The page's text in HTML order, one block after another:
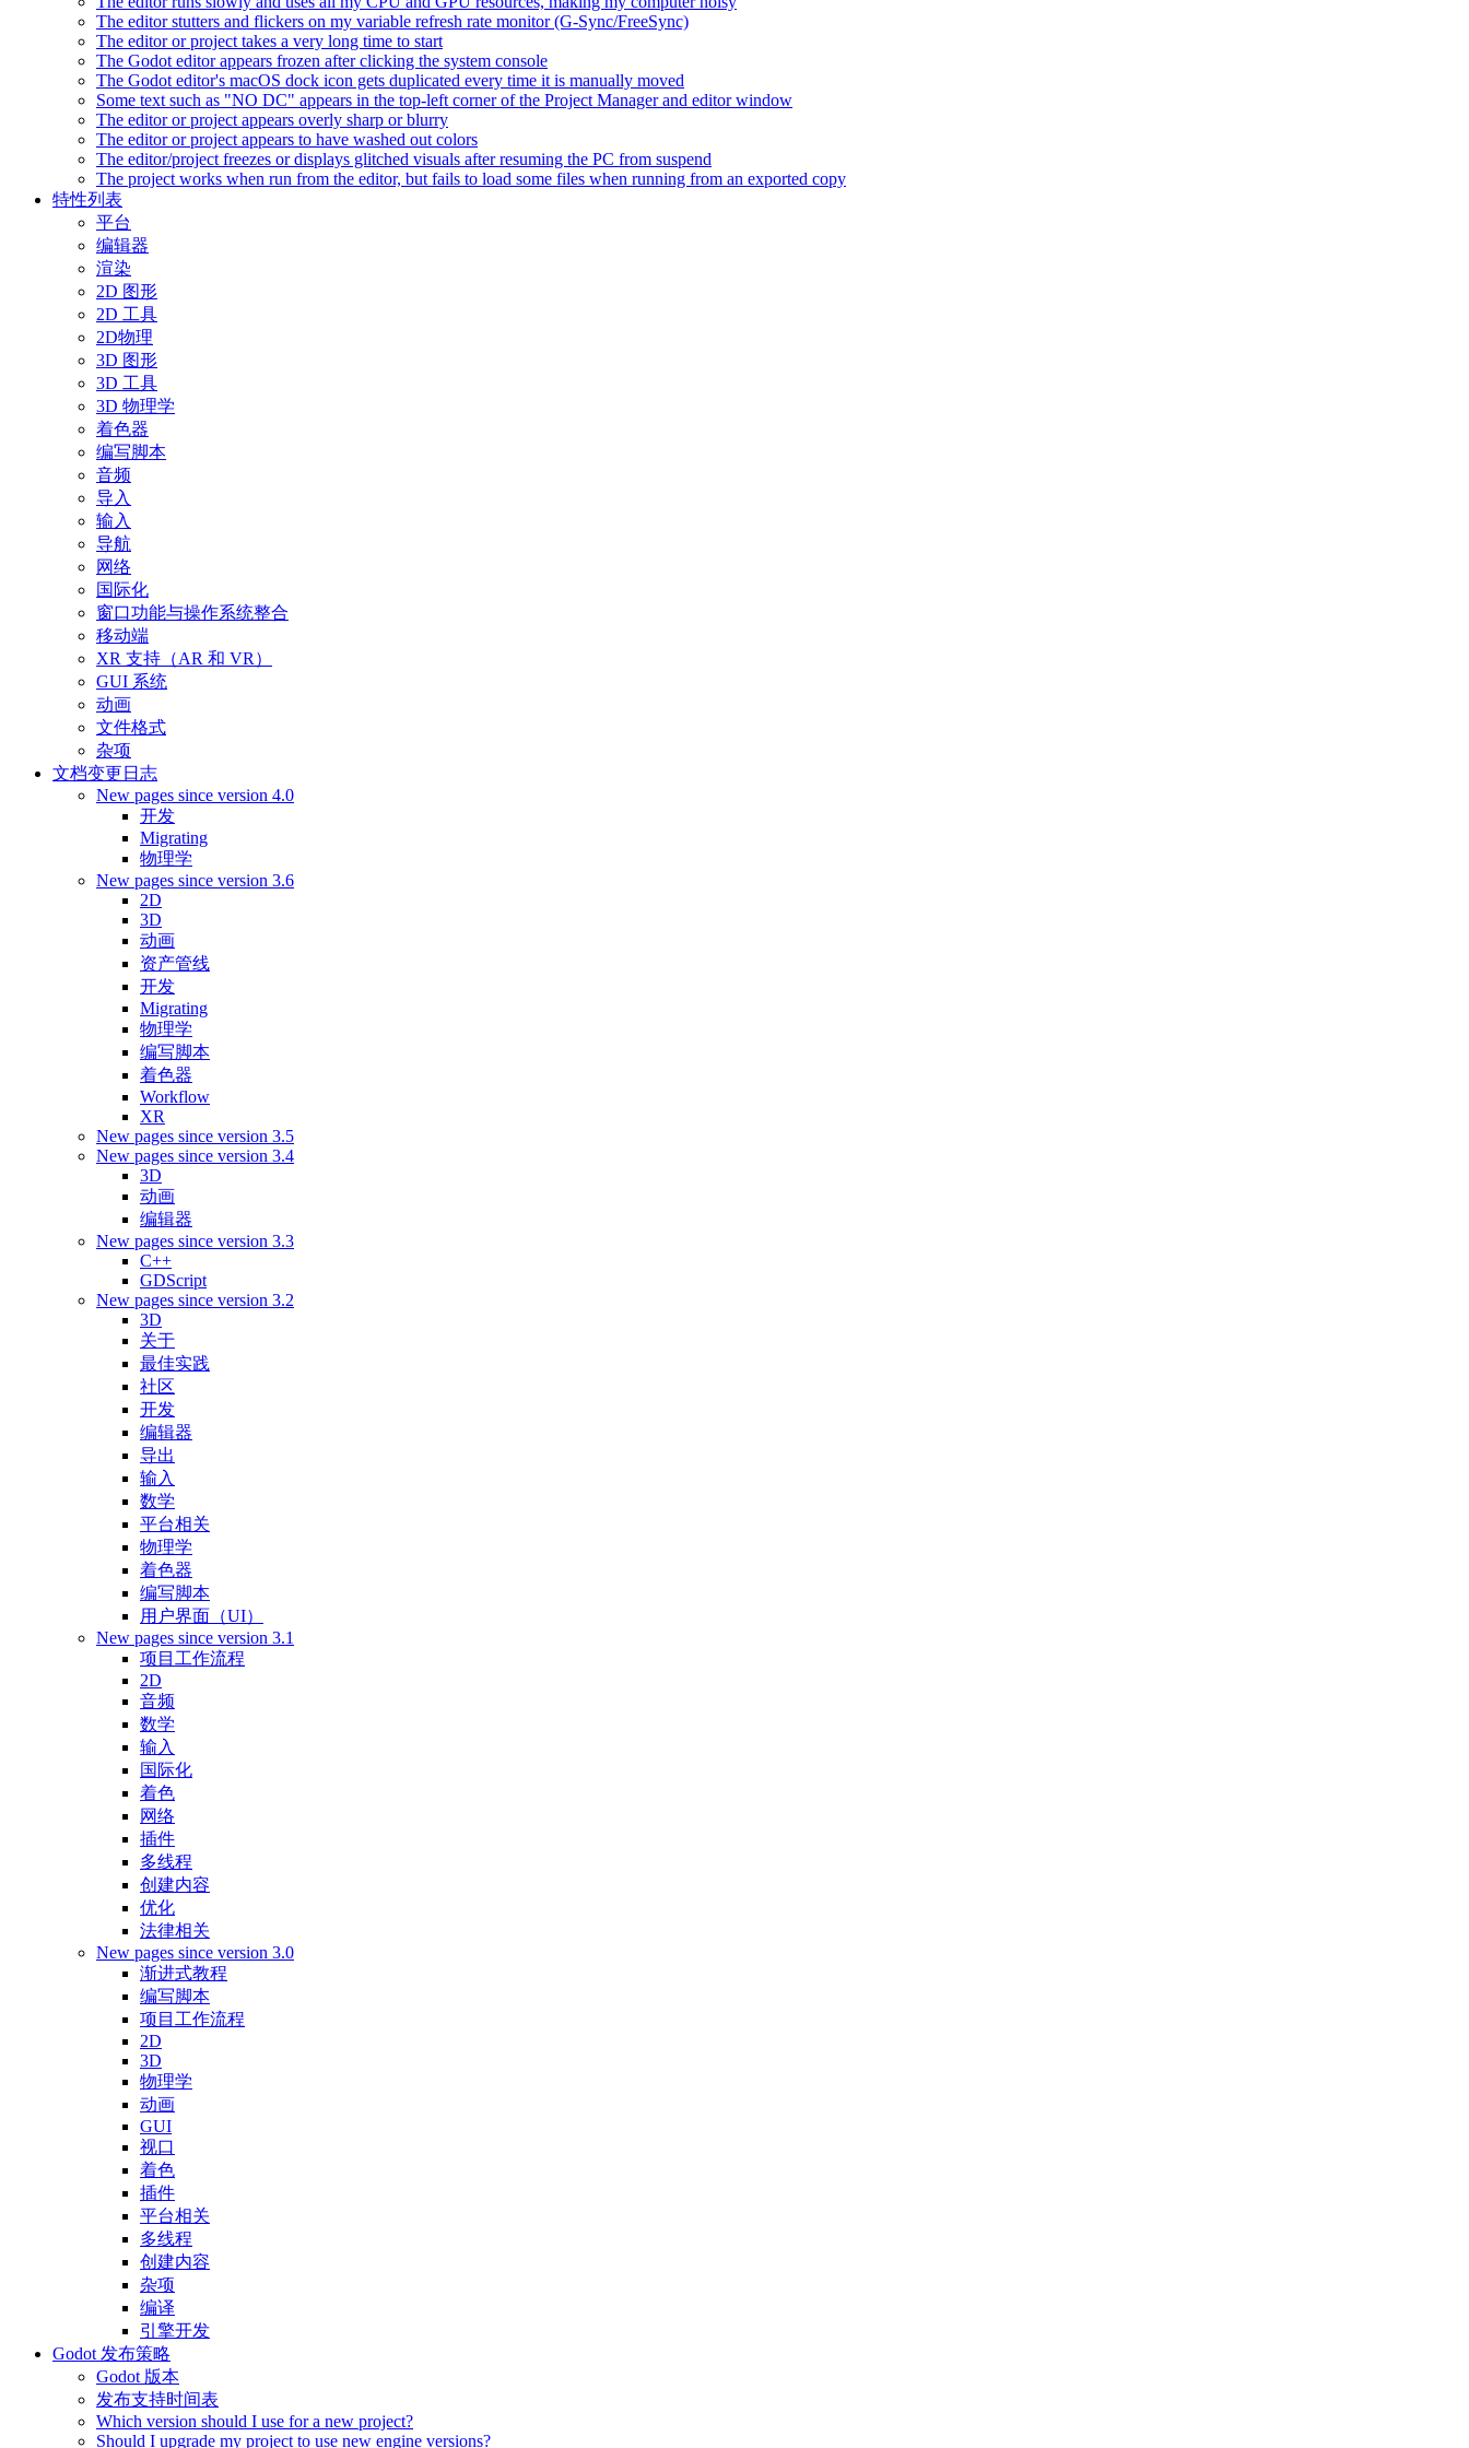
The editor stutters and flickers on my variable refresh rate monitor (G-Sync/FreeSync)
The editor or project takes a very long time to start
The Godot editor appears frozen after clicking the system console
The Godot editor's macOS dock icon gets duplicated every time it is manually moved
Some text such as "NO DC" appears in the top-left corner of the Project Manager and editor window
The editor or project appears overly sharp or blurry
The editor or project appears to have washed out colors
The editor/project freezes or displays glitched visuals after resuming the PC from suspend
The project works when run from the editor, but fails to load some files when running from an exported copy
特性列表
平台
编辑器
渲染
2D 图形
2D 工具
2D物理
3D 图形
3D 工具
3D 物理学
着色器
编写脚本
音频
导入
输入
导航
网络
国际化
窗口功能与操作系统整合
移动端
XR 支持（AR 和 VR）
GUI 系统
动画
文件格式
杂项
文档变更日志
New pages since version 4.0
开发
Migrating
物理学
New pages since version 3.6
2D
3D
动画
资产管线
开发
Migrating
物理学
编写脚本
着色器
Workflow
XR
New pages since version 3.5
New pages since version 3.4
3D
动画
编辑器
New pages since version 3.3
C++
GDScript
New pages since version 3.2
3D
关于
最佳实践
社区
开发
编辑器
导出
输入
数学
平台相关
物理学
着色器
编写脚本
用户界面（UI）
New pages since version 3.1
项目工作流程
2D
音频
数学
输入
国际化
着色
网络
插件
多线程
创建内容
优化
法律相关
New pages since version 3.0
渐进式教程
编写脚本
项目工作流程
2D
3D
物理学
动画
GUI
视口
着色
插件
平台相关
多线程
创建内容
杂项
编译
引擎开发
Godot 发布策略
Godot 版本
发布支持时间表
Which version should I use for a new project?
Should I upgrade my project to use new engine versions?